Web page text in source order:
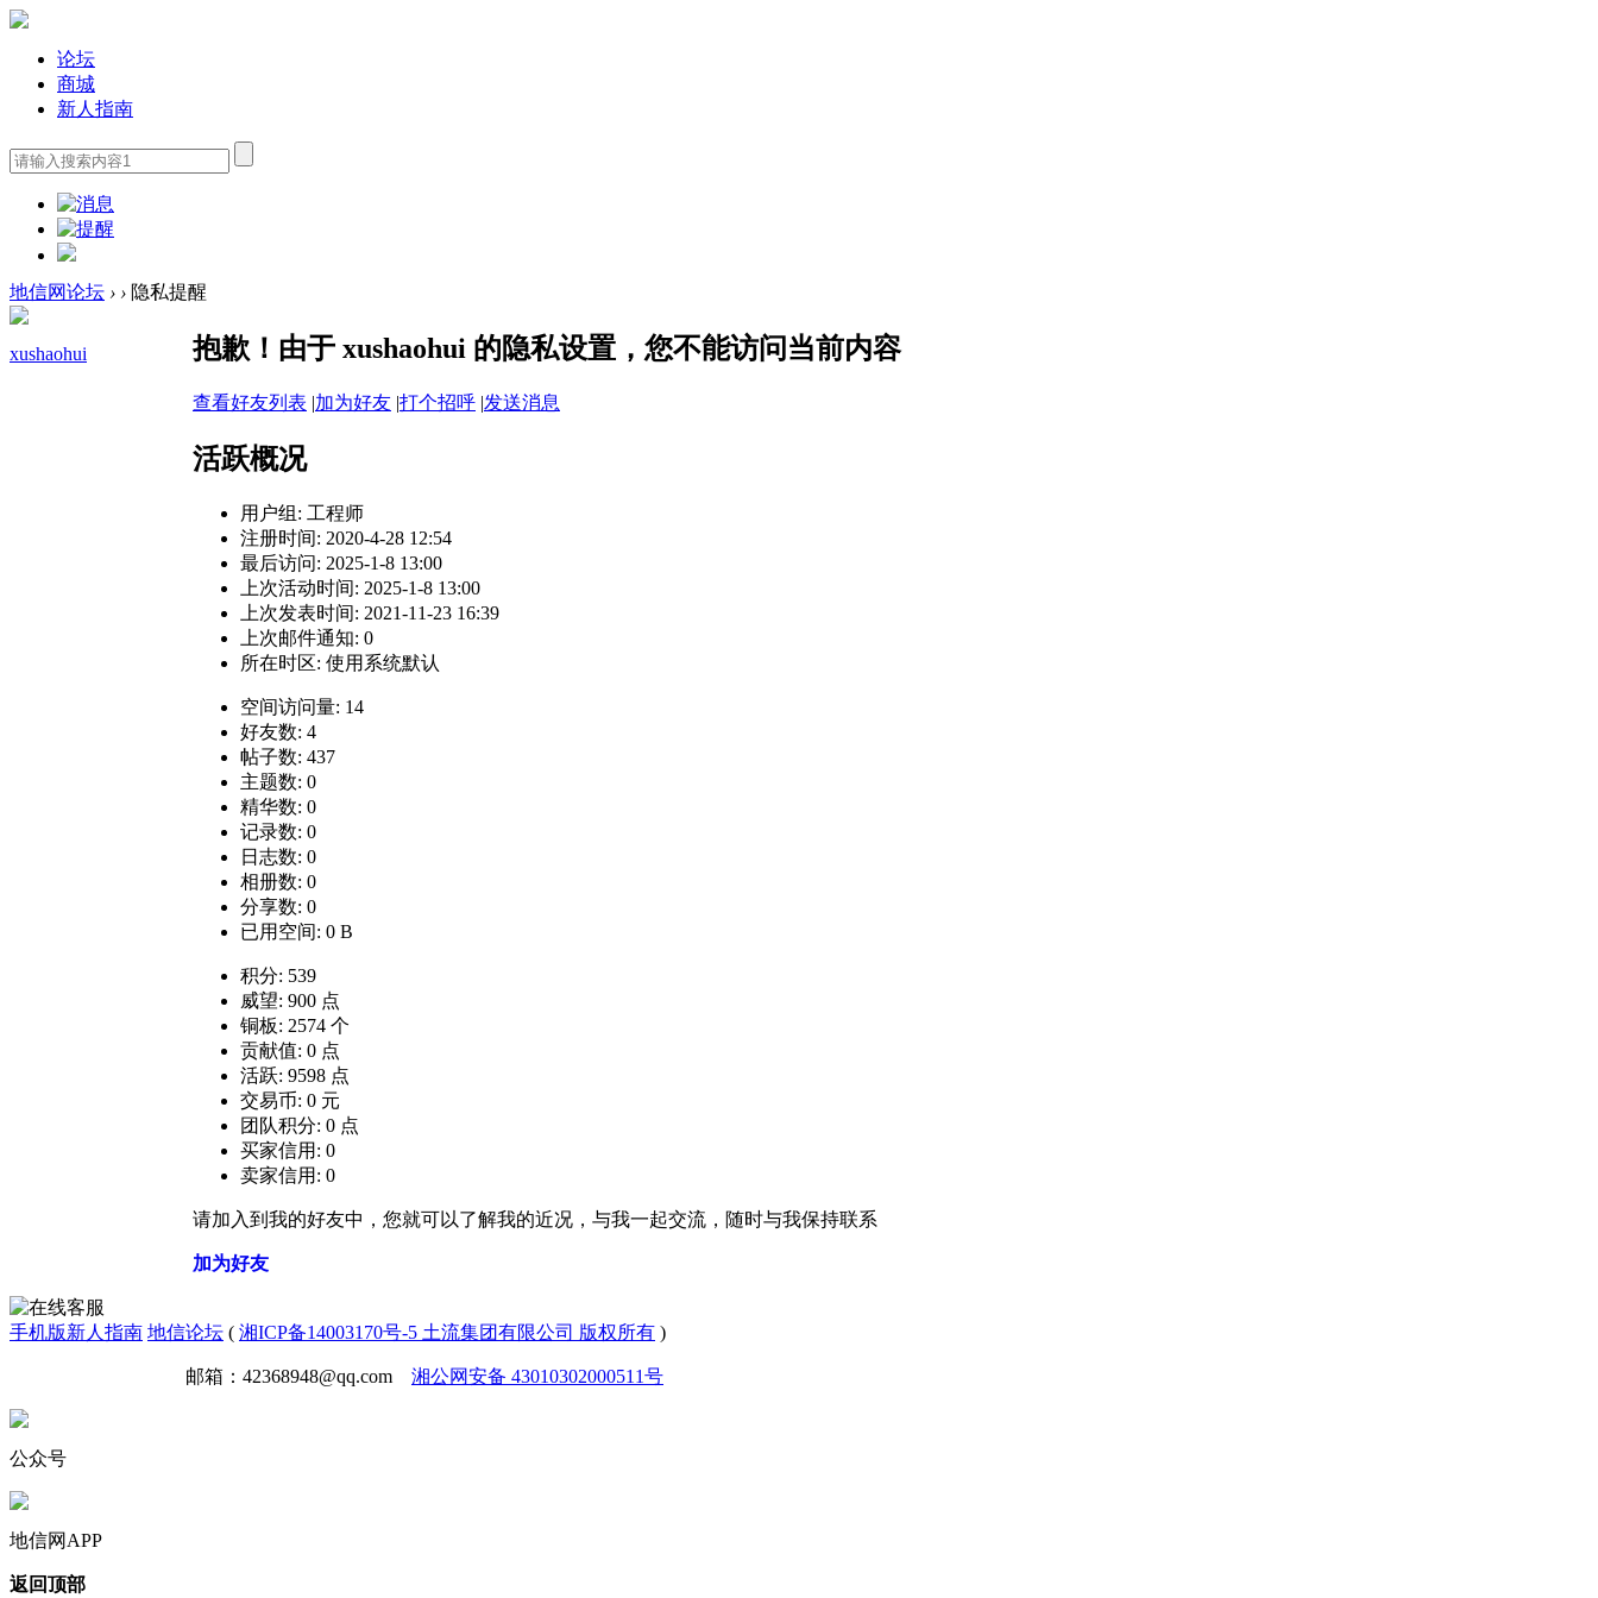
论坛
商城
新人指南
地信网论坛 › › 隐私提醒
xushaohui 抱歉！由于 xushaohui 的隐私设置，您不能访问当前内容
查看好友列表 |加为好友 |打个招呼 |发送消息
活跃概况
用户组: 工程师
注册时间: 2020-4-28 12:54
最后访问: 2025-1-8 13:00
上次活动时间: 2025-1-8 13:00
上次发表时间: 2021-11-23 16:39
上次邮件通知: 0
所在时区: 使用系统默认
空间访问量: 14
好友数: 4
帖子数: 437
主题数: 0
精华数: 0
记录数: 0
日志数: 0
相册数: 0
分享数: 0
已用空间: 0 B
积分: 539
威望: 900 点
铜板: 2574 个
贡献值: 0 点
活跃: 9598 点
交易币: 0 元
团队积分: 0 点
买家信用: 0
卖家信用: 0
请加入到我的好友中，您就可以了解我的近况，与我一起交流，随时与我保持联系
加为好友
手机版新人指南 地信论坛 ( 湘ICP备14003170号-5 土流集团有限公司 版权所有 )
邮箱：42368948@qq.com 湘公网安备 43010302000511号
公众号
地信网APP
返回顶部